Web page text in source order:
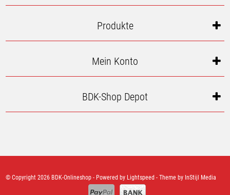
Produkte
Mein Konto
BDK-Shop Depot
© Copyright 2026 BDK-Onlineshop - Powered by Lightspeed - Theme by InStijl Media